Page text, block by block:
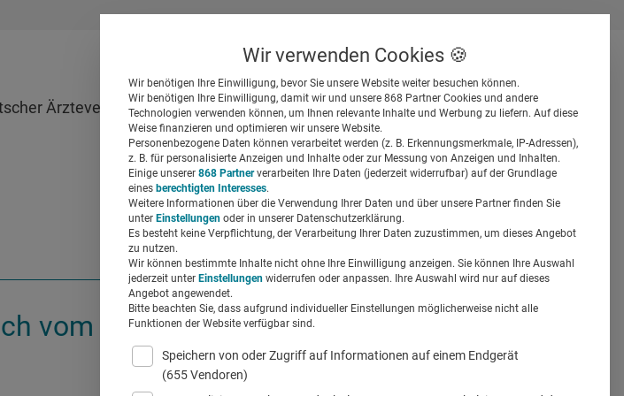
Suchen
Ärzteverlag Whitepaper
vom Newsletter
Wir verwenden Cookies 🍪
Wir benötigen Ihre Einwilligung, bevor Sie unsere Website weiter besuchen können.
Wir benötigen Ihre Einwilligung, damit wir und unsere 868 Partner Cookies und andere
Technologien verwenden können, um Ihnen relevante Inhalte und Werbung zu liefern. Auf diese
Weise finanzieren und optimieren wir unsere Website.
Personenbezogene Daten können verarbeitet werden (z. B. Erkennungsmerkmale, IP-Adressen),
z. B. für personalisierte Anzeigen und Inhalte oder zur Messung von Anzeigen und Inhalten.
Einige unserer 868 Partnerverarbeiten Ihre Daten (jederzeit widerrufbar) auf der Grundlage
eines berechtigten Interesses.
Weitere Informationen über die Verwendung Ihrer Daten und über unsere Partner finden Sie
unter Einstellungen oder in unserer Datenschutzerklärung.
Es besteht keine Verpflichtung, der Verarbeitung Ihrer Daten zuzustimmen, um dieses Angebot
zu nutzen.
Wir können bestimmte Inhalte nicht ohne Ihre Einwilligung anzeigen. Sie können Ihre Auswahl
jederzeit unter Einstellungen widerrufen oder anpassen. Ihre Auswahl wird nur auf dieses
Angebot angewendet.
Bitte beachten Sie, dass aufgrund individueller Einstellungen möglicherweise nicht alle
Funktionen der Website verfügbar sind.
Speichern von oder Zugriff auf Informationen auf einem Endgerät
(655 Vendoren)